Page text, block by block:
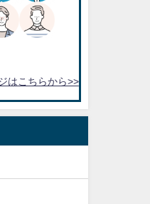
はこちらから>>